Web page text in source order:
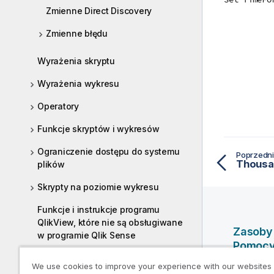
Zmienne Direct Discovery
Zmienne błędu
Wyrażenia skryptu
Wyrażenia wykresu
Operatory
Funkcje skryptów i wykresów
Ograniczenie dostępu do systemu
plików
Skrypty na poziomie wykresu
Funkcje i instrukcje programu
QlikView, które nie są obsługiwane
w programie Qlik Sense
programie Qlik Sense
Zasoby
Filmy
We use cookies to improve your experience with our websites